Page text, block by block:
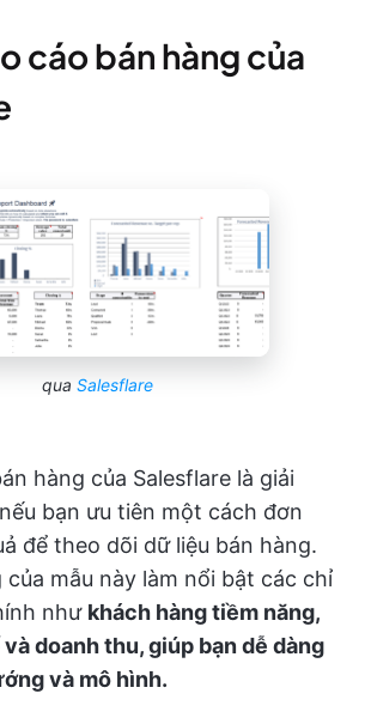
cáo bán hàng của
qua Salesflare
hàng của Salesflare là giải
bạn ưu tiên một cách đơn
để theo dõi dữ liệu bán hàng.
của mẫu này làm nổi bật các chỉ
như khách hàng tiềm năng,
doanh thu, giúp bạn dễ dàng
và mô hình.